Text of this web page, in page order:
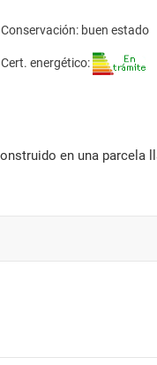
Conservación: buen estado
Cert. energético: